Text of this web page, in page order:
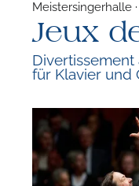
Meistersingerhalle
Jeux
Divertissement
für Klavier und